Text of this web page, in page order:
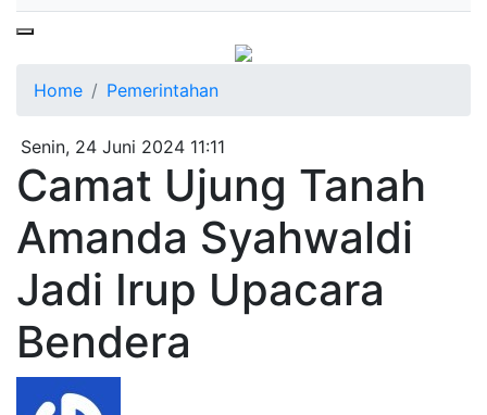
Home Pemerintahan
Senin, 24 Juni 2024 11:11
Camat Ujung Tanah
Amanda Syahwaldi
Jadi Irup Upacara
Bendera